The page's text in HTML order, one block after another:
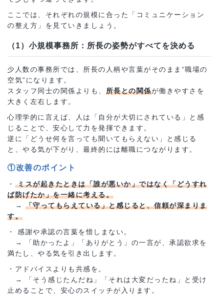
ここでは、それぞれの規模に合った「コミュニケーション
の整え方」を見ていきましょう。
（1）小規模事務所：所長の姿勢がすべてを決める
少人数の事務所では、所長の人柄や言葉がそのまま“職場の
空気”になります。
スタッフ同士の関係よりも、 所長との関係が働きやすさを
大きく左右します。
心理学的に言えば、人は「自分が大切にされている」と感
じることで、安心して力を発揮できます。
逆に「どうせ何を言っても聞いてもらえない」と感じる
と、やる気が下がり、最終的には離職につながります。
①改善のポイント
・ ミスが起きたときは「誰が悪いか」ではなく「どうすれ
ば防げたか」を一緒に考える。
→ 「守ってもらえている」と感じると、信頼が深まりま
す。
・ 感謝や承認の言葉を惜しまない。
→ 「助かったよ」「ありがとう」の一言が、承認欲求を
満たし、やる気を引き出します。
・アドバイスよりも共感を。
→ 「そう感じたんだね」「それは大変だったね」と受け
止めることで、安心のスイッチが入ります。